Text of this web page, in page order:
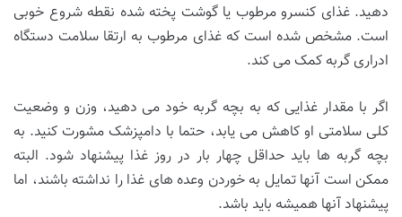
دهید. غذای کنسرو مرطوب یا گوشت پخته شده نقطه شروع خوبی
است. مشخص شده است که غذای مرطوب به ارتقا سلامت دستگاه
ادراری گربه کمک می کند.
اگر با مقدار غذایی که به بچه گربه خود می دهید، وزن و وضعیت
کلی سلامتی او کاهش می یابد، حتما با دامپزشک مشورت کنید. به
بچه گربه ها باید حداقل چهار بار در روز غذا پیشنهاد شود. البته
ممکن است آنها تمایل به خوردن وعده های غذا را نداشته باشند، اما
پیشنهاد آنها همیشه باید باشد.